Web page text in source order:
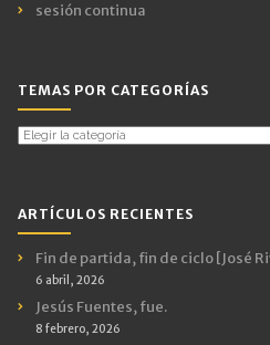
sesión continua
TEMAS POR CATEGORÍAS
Temas
ARTÍCULOS RECIENTES
Fin de partida, fin de ciclo [José
6 abril, 2026
Jesús Fuentes, fue.
8 febrero, 2026